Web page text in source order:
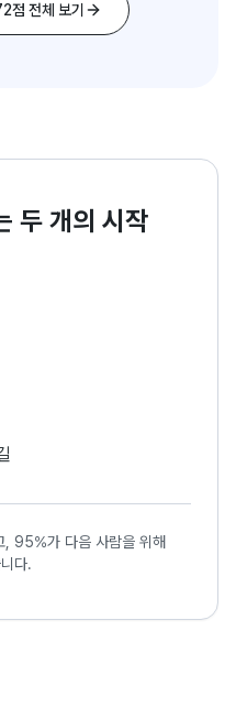
점 전체 보기
두 개의 시작
95%가 다음 사람을 위해
다.